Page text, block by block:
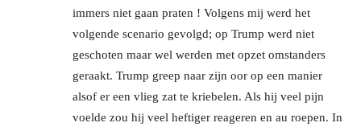
immers niet gaan praten ! Volgens mij werd het
volgende scenario gevolgd; op Trump werd niet
geschoten maar wel werden met opzet omstanders
geraakt. Trump greep naar zijn oor op een manier
alsof er een vlieg zat te kriebelen. Als hij veel pijn
voelde zou hij veel heftiger reageren en au roepen. In